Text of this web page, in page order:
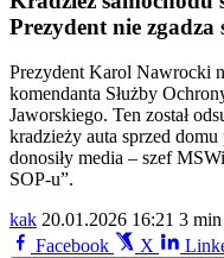
Prezydent nie zgadza
Prezydent Karol Nawrocki
komendanta Służby
Jaworskiego. Ten został
kradzieży auta sprzed
donosiły media – szef
SOP-u”.
kak 20.01.2026 16:21 3
Facebook
X